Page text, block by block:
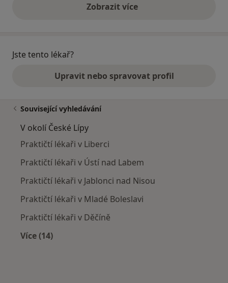
Zobrazit vícevýše uvedené názory
Jste tento lékař?
Upravit nebo spravovat profil
Související vyhledávání
V okolí České Lípy
Praktičtí lékaři v Liberci
Praktičtí lékaři v Ústí nad Labem
Praktičtí lékaři v Jablonci nad Nisou
Praktičtí lékaři v Mladé Boleslavi
Praktičtí lékaři v Děčíně
Více (14)